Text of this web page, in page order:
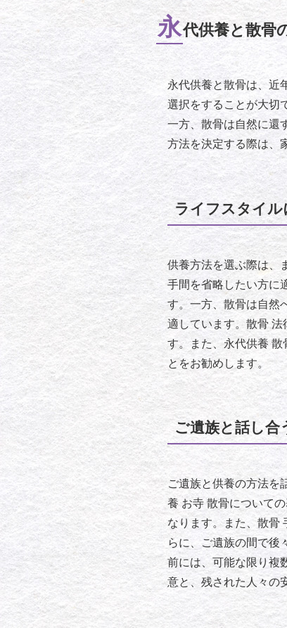
永代供養と散骨
永代供養と散骨は、近
選択をすることが大切
一方、散骨は自然に還
方法を決定する際は、
ライフスタイル
供養方法を選ぶ際は、
手間を省略したい方に
す。一方、散骨は自然
適しています。散骨
す。また、永代供養 散
とをお勧めします。
ご遺族と話し合
ご遺族と供養の方法を
養 お寺 散骨について
なります。また、散骨
らに、ご遺族の間で後
前には、可能な限り複
意と、残された人々の